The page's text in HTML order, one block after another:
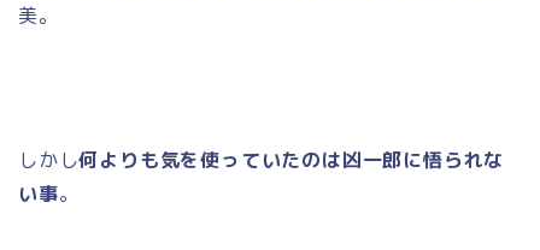
美。
しかし何よりも気を使っていたのは凶一郎に悟られな
い事。